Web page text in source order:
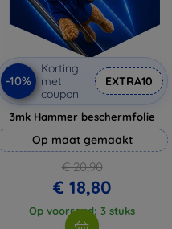
-10%
Korting
met
coupon
EXTRA10
3mk Hammer beschermfolie
Op maat gemaakt
€ 20,90
€ 18,80
Op voorraad: 3 stuks